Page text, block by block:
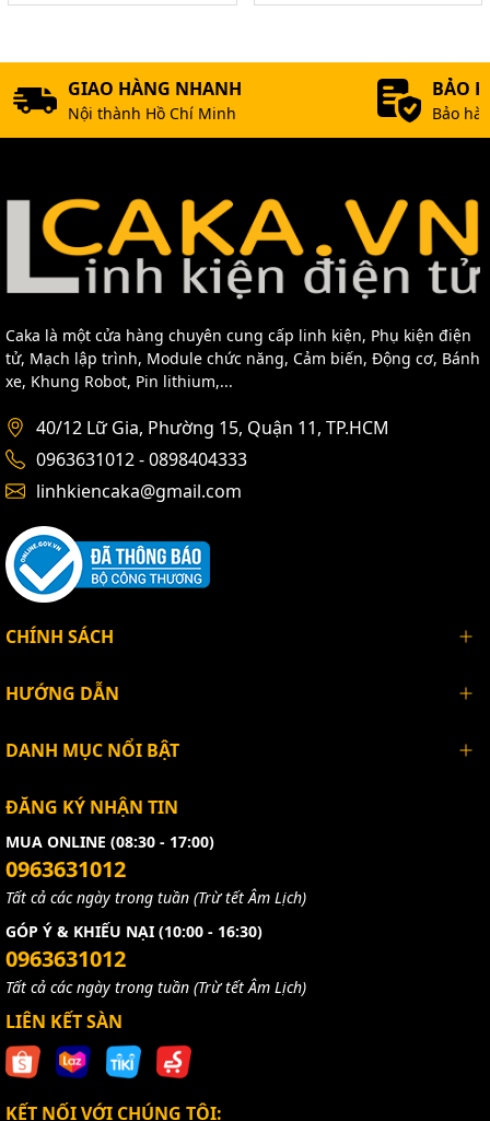
CÁC BẠN CẦN XIN HÃY LIÊN HỆ THEO CÁC THÔNG
TIN SAU.
LINH KIỆN ĐIỆN TỬ TPHCM
Điện Thoại: 0963631012 - 0898404333
Website: https://caka.vn/
GIAO HÀNG NHANH
Nội thành Hồ Chí Minh
BẢO
Bảo
Caka là một cửa hàng chuyên cung cấp linh kiện, Phụ kiện điện
tử, Mạch lập trình, Module chức năng, Cảm biến, Động cơ, Bánh
xe, Khung Robot, Pin lithium,...
40/12 Lữ Gia, Phường 15, Quận 11, TP.HCM
0963631012 - 0898404333
linhkiencaka@gmail.com
CHÍNH SÁCH
HƯỚNG DẪN
DANH MỤC NỔI BẬT
ĐĂNG KÝ NHẬN TIN
MUA ONLINE (08:30 - 17:00)
0963631012
Tất cả các ngày trong tuần (Trừ tết Âm Lịch)
GÓP Ý & KHIẾU NẠI (10:00 - 16:30)
0963631012
Tất cả các ngày trong tuần (Trừ tết Âm Lịch)
LIÊN KẾT SÀN
KẾT NỐI VỚI CHÚNG TÔI: